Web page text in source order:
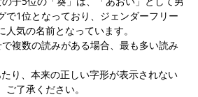
で1位となっており、ジェンダーフリー
気の名前となっています。
複数の読みがある場合、最も多い読み
り、本来の正しい字形が表示されない
了承ください。